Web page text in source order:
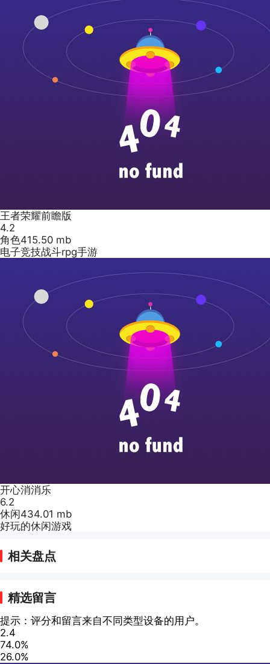
王者荣耀前瞻版
4.2
角色415.50 mb
电子竞技战斗rpg手游
开心消消乐
6.2
休闲434.01 mb
好玩的休闲游戏
相关盘点
精选留言
提示：评分和留言来自不同类型设备的用户。
2.4
74.0%
26.0%